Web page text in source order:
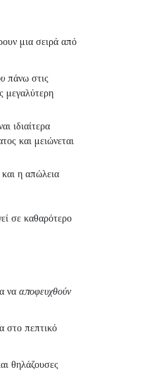
μια σειρά από
πάνω στις
μεγαλύτερη
ιδιαίτερα
και μειώνεται
η απώλεια
σε καθαρότερο
να αποφευχθούν
στο πεπτικό
θηλάζουσες